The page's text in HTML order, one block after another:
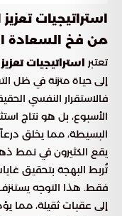
استراتيجيات
من فخ السعادة
تعتبر استراتيجيات
إلى حياة متزنة في ظل
فالاستقرار النفسي
الأسبوع، بل هو نتاج
البسيطة، مما يخلق
يقع الكثيرون في نمط
تُربط البهجة بتحقيق
فقط. هذا التوجه يستنزف
إلى عقبات ثقيلة، مما